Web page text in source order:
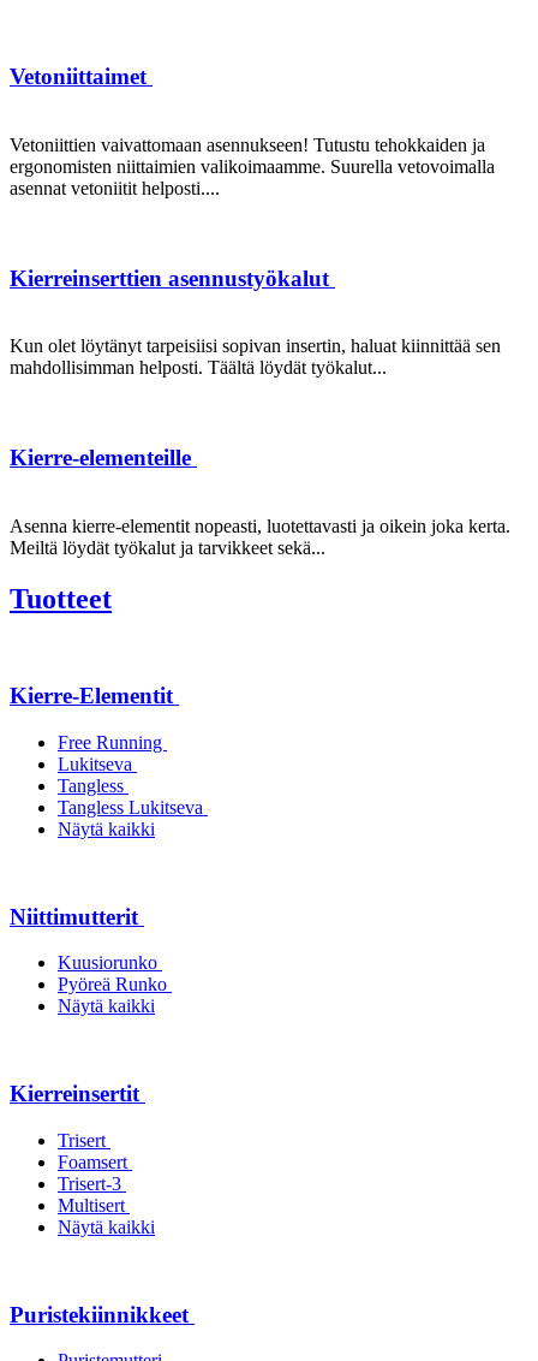
Vetoniittaimet
Vetoniittien vaivattomaan asennukseen! Tutustu tehokkaiden ja
ergonomisten niittaimien valikoimaamme. Suurella vetovoimalla
asennat vetoniitit helposti....
Kierreinserttien asennustyökalut
Kun olet löytänyt tarpeisiisi sopivan insertin, haluat kiinnittää sen
mahdollisimman helposti. Täältä löydät työkalut...
Kierre-elementeille
Asenna kierre-elementit nopeasti, luotettavasti ja oikein joka kerta.
Meiltä löydät työkalut ja tarvikkeet sekä...
Tuotteet
Kierre-Elementit
Free Running
Lukitseva
Tangless
Tangless Lukitseva
Näytä kaikki
Niittimutterit
Kuusiorunko
Pyöreä Runko
Näytä kaikki
Kierreinsertit
Trisert
Foamsert
Trisert-3
Multisert
Näytä kaikki
Puristekiinnikkeet